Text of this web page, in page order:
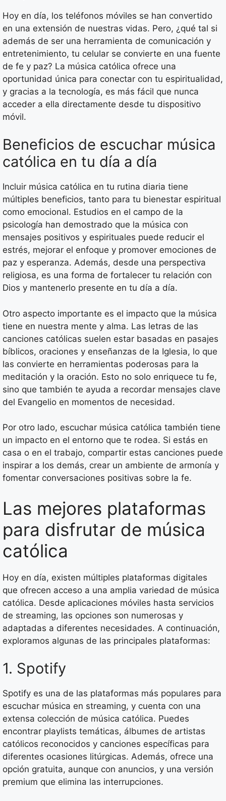
Hoy en día, los teléfonos móviles se han convertido
en una extensión de nuestras vidas. Pero, ¿qué tal si
además de ser una herramienta de comunicación y
entretenimiento, tu celular se convierte en una fuente
de fe y paz? La música católica ofrece una
oportunidad única para conectar con tu espiritualidad,
y gracias a la tecnología, es más fácil que nunca
acceder a ella directamente desde tu dispositivo
móvil.
Beneficios de escuchar música
católica en tu día a día
Incluir música católica en tu rutina diaria tiene
múltiples beneficios, tanto para tu bienestar espiritual
como emocional. Estudios en el campo de la
psicología han demostrado que la música con
mensajes positivos y espirituales puede reducir el
estrés, mejorar el enfoque y promover emociones de
paz y esperanza. Además, desde una perspectiva
religiosa, es una forma de fortalecer tu relación con
Dios y mantenerlo presente en tu día a día.
Otro aspecto importante es el impacto que la música
tiene en nuestra mente y alma. Las letras de las
canciones católicas suelen estar basadas en pasajes
bíblicos, oraciones y enseñanzas de la Iglesia, lo que
las convierte en herramientas poderosas para la
meditación y la oración. Esto no solo enriquece tu fe,
sino que también te ayuda a recordar mensajes clave
del Evangelio en momentos de necesidad.
Por otro lado, escuchar música católica también tiene
un impacto en el entorno que te rodea. Si estás en
casa o en el trabajo, compartir estas canciones puede
inspirar a los demás, crear un ambiente de armonía y
fomentar conversaciones positivas sobre la fe.
Las mejores plataformas
para disfrutar de música
católica
Hoy en día, existen múltiples plataformas digitales
que ofrecen acceso a una amplia variedad de música
católica. Desde aplicaciones móviles hasta servicios
de streaming, las opciones son numerosas y
adaptadas a diferentes necesidades. A continuación,
exploramos algunas de las principales plataformas:
1. Spotify
Spotify es una de las plataformas más populares para
escuchar música en streaming, y cuenta con una
extensa colección de música católica. Puedes
encontrar playlists temáticas, álbumes de artistas
católicos reconocidos y canciones específicas para
diferentes ocasiones litúrgicas. Además, ofrece una
opción gratuita, aunque con anuncios, y una versión
premium que elimina las interrupciones.